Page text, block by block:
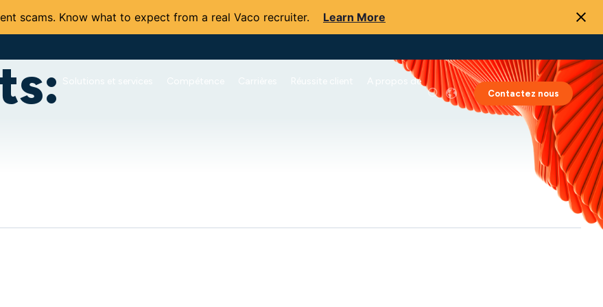
scams. Know what to expect from a real Vaco recruiter. Learn More
A propos de
Contactez nous